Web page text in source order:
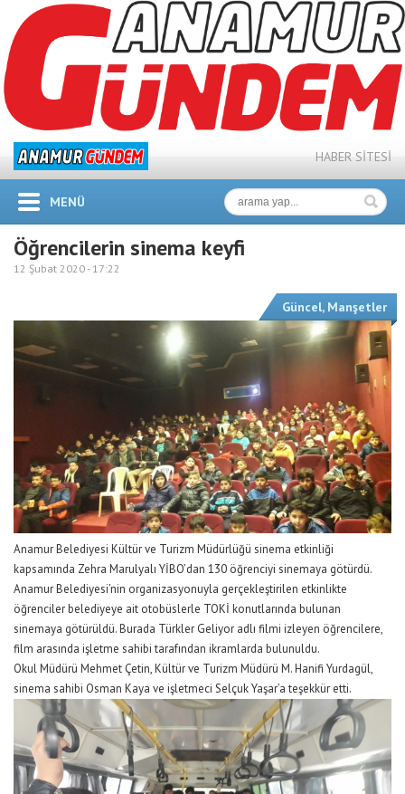
HABER SİTESİ
MENÜ
Öğrencilerin sinema keyfi
12 Şubat 2020 - 17:22
Güncel, Manşetler
Anamur Belediyesi Kültür ve Turizm Müdürlüğü sinema etkinliği
kapsamında Zehra Marulyalı YİBO’dan 130 öğrenciyi sinemaya götürdü.
Anamur Belediyesi’nin organizasyonuyla gerçekleştirilen etkinlikte
öğrenciler belediyeye ait otobüslerle TOKİ konutlarında bulunan
sinemaya götürüldü. Burada Türkler Geliyor adlı filmi izleyen öğrencilere,
film arasında işletme sahibi tarafından ikramlarda bulunuldu.
Okul Müdürü Mehmet Çetin, Kültür ve Turizm Müdürü M. Hanifi Yurdagül,
sinema sahibi Osman Kaya ve işletmeci Selçuk Yaşar’a teşekkür etti.